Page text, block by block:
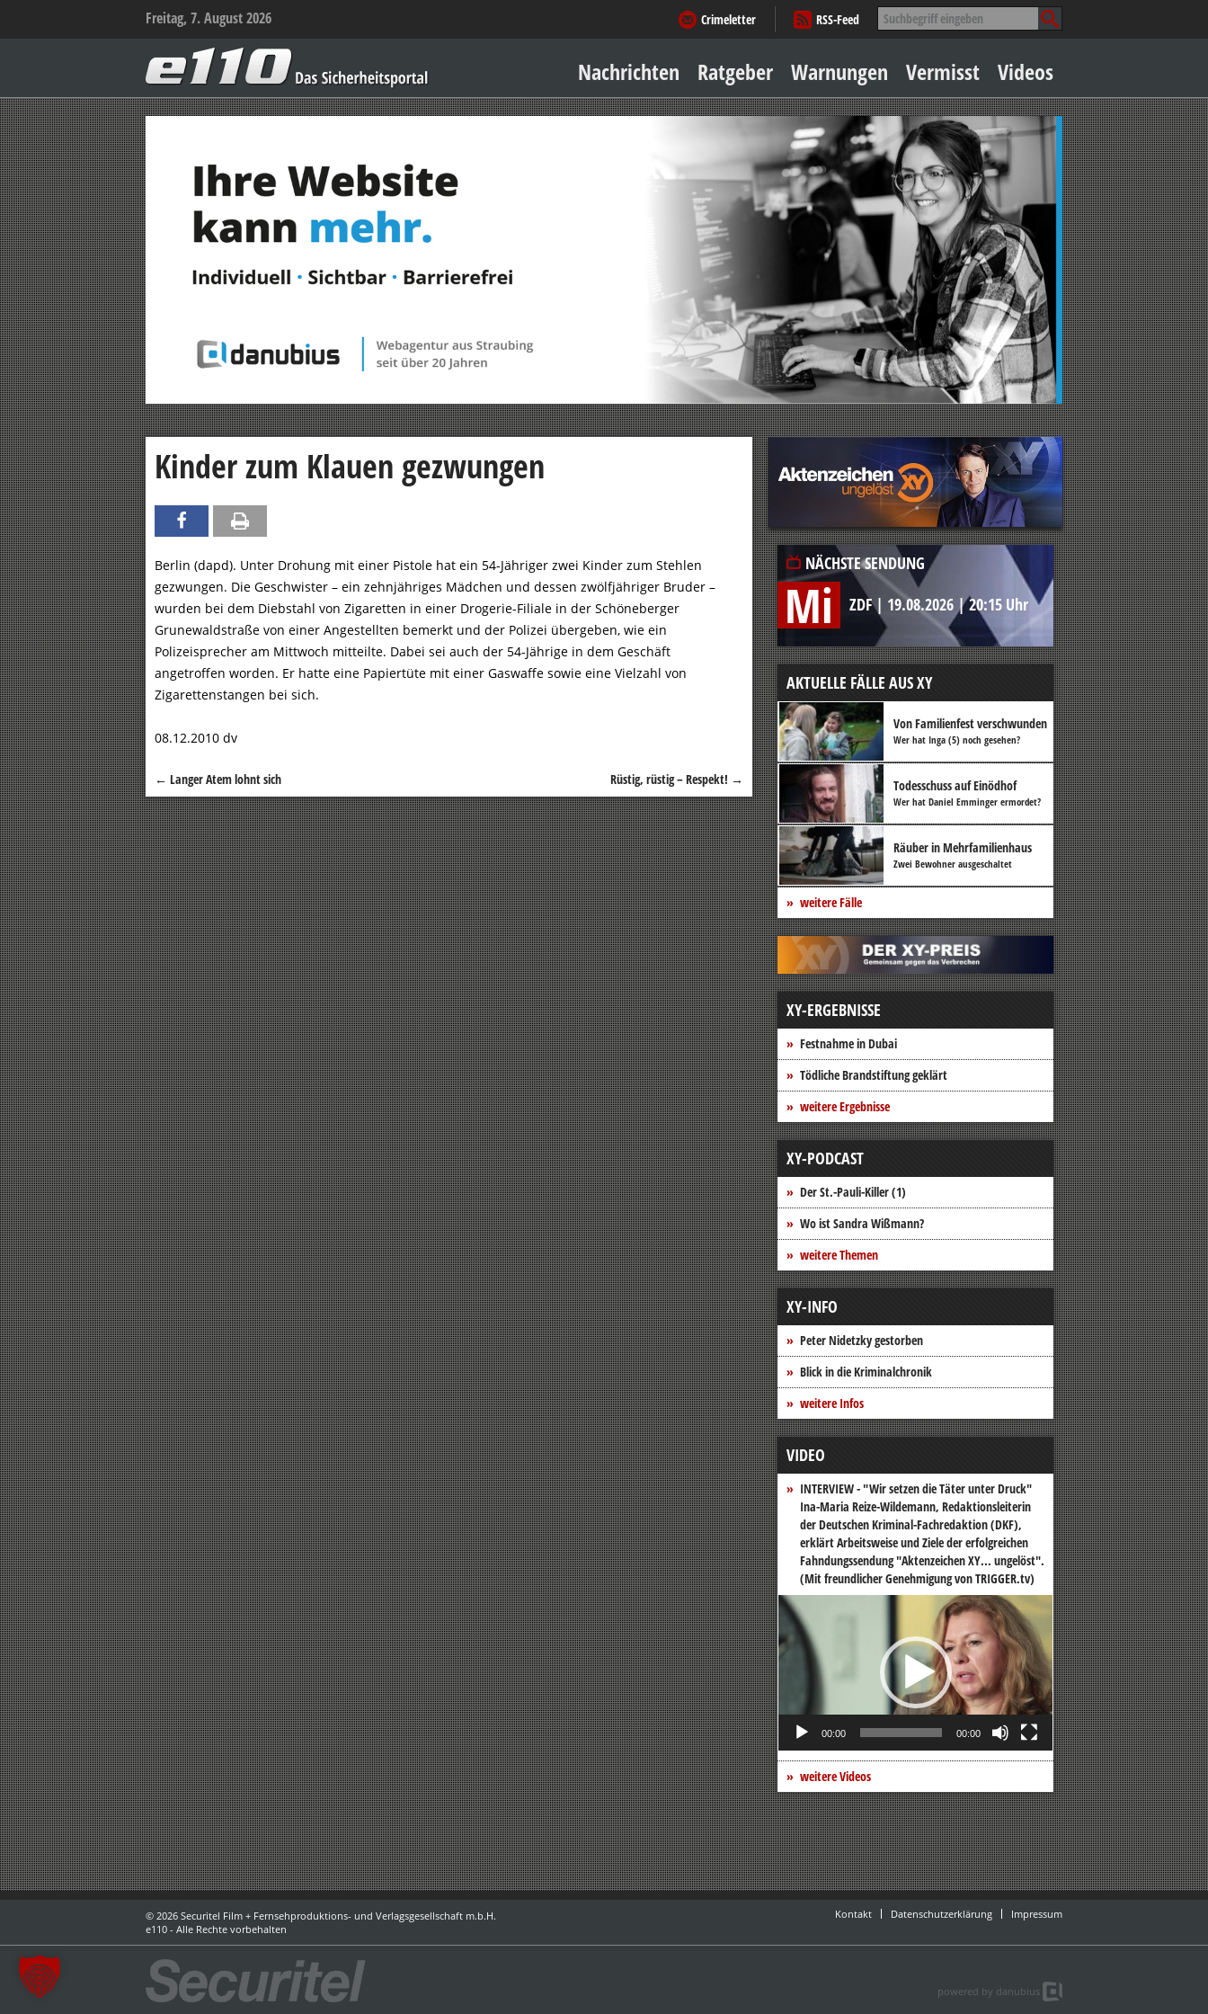
Freitag, 7. August 2026 Suche
nach:
Crimeletter
RSS-Feed
–
Das
Sicherheitsportal
Inhalt
springen
Nachrichten Ratgeber
Sicher zu Hause
Geld & Einkauf
Amore & mehr
Mobiles Leben
Arbeitsleben
Warnungen Vermisst Videos
Kinder zum Klauen gezwungen
Berlin (dapd). Unter Drohung mit einer Pistole hat ein 54-Jähriger zwei Kinder zum Stehlen
gezwungen. Die Geschwister – ein zehnjähriges Mädchen und dessen zwölfjähriger Bruder –
wurden bei dem Diebstahl von Zigaretten in einer Drogerie-Filiale in der Schöneberger
Grunewaldstraße von einer Angestellten bemerkt und der Polizei übergeben, wie ein
Polizeisprecher am Mittwoch mitteilte. Dabei sei auch der 54-Jährige in dem Geschäft
angetroffen worden. Er hatte eine Papiertüte mit einer Gaswaffe sowie eine Vielzahl von
Zigarettenstangen bei sich.
08.12.2010 dv
Beitragsnavigation
← Langer Atem lohnt sich Rüstig, rüstig – Respekt! →
NÄCHSTE SENDUNG
Mi ZDF| 19.08.2026 |20:15 Uhr
AKTUELLE FÄLLE AUS XY
Von Familienfest verschwunden
Wer hat Inga (5) noch gesehen?
Todesschuss auf Einödhof
Wer hat Daniel Emminger ermordet?
Räuber in Mehrfamilienhaus
Zwei Bewohner ausgeschaltet
weitere Fälle
XY-ERGEBNISSE
Festnahme in Dubai
Tödliche Brandstiftung geklärt
weitere Ergebnisse
XY-PODCAST
Der St.-Pauli-Killer (1)
Wo ist Sandra Wißmann?
weitere Themen
XY-INFO
Peter Nidetzky gestorben
Blick in die Kriminalchronik
weitere Infos
VIDEO
INTERVIEW - "Wir setzen die Täter unter Druck"
Ina-Maria Reize-Wildemann, Redaktionsleiterin
der Deutschen Kriminal-Fachredaktion (DKF),
erklärt Arbeitsweise und Ziele der erfolgreichen
Fahndungssendung "Aktenzeichen XY... ungelöst".
(Mit freundlicher Genehmigung von TRIGGER.tv)
Video-
Player
00:00 00:00
weitere Videos
© 2026 Securitel Film + Fernsehproduktions- und Verlagsgesellschaft m.b.H.
e110 - Alle Rechte vorbehalten
Kontakt Datenschutzerklärung Impressum
powered by danubius